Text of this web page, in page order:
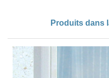
Produits dans